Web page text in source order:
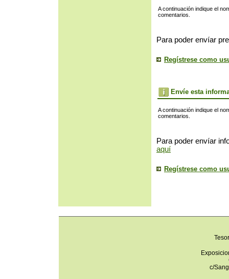
A continuación indique el
comentarios.
Para poder envíar
Regístrese como
Envíe esta
A continuación indique el
comentarios.
Para poder envíar
aquí
Regístrese como
c/